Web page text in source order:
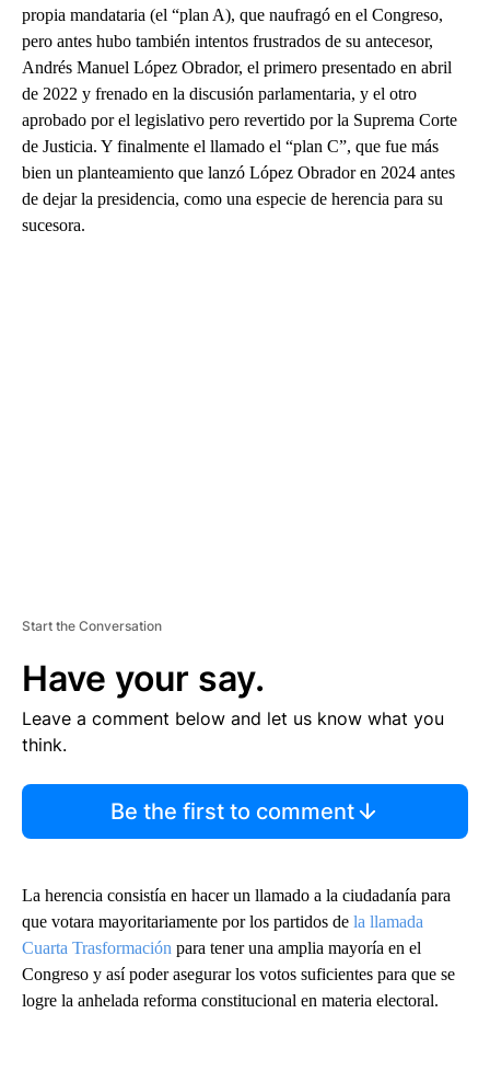
propia mandataria (el “plan A), que naufragó en el Congreso,
pero antes hubo también intentos frustrados de su antecesor,
Andrés Manuel López Obrador, el primero presentado en abril
de 2022 y frenado en la discusión parlamentaria, y el otro
aprobado por el legislativo pero revertido por la Suprema Corte
de Justicia. Y finalmente el llamado el “plan C”, que fue más
bien un planteamiento que lanzó López Obrador en 2024 antes
de dejar la presidencia, como una especie de herencia para su
sucesora.
Start the Conversation
Have your say.
Leave a comment below and let us know what you
think.
Be the first to comment
La herencia consistía en hacer un llamado a la ciudadanía para
que votara mayoritariamente por los partidos de la llamada
Cuarta Trasformación para tener una amplia mayoría en el
Congreso y así poder asegurar los votos suficientes para que se
logre la anhelada reforma constitucional en materia electoral.